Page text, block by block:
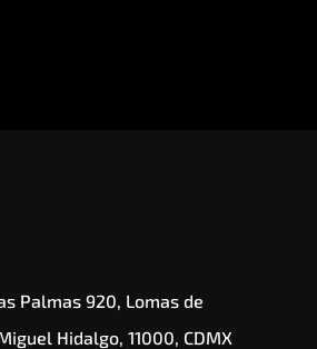
Palmas 920, Lomas de
Hidalgo, 11000, CDMX